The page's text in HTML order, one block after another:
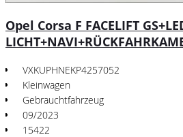
Opel Corsa F FACELIFT
VXKUPHNEKP4257052
Kleinwagen
Gebrauchtfahrzeug
09/2023
15422